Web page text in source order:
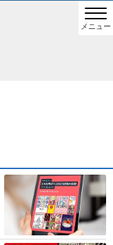
メニュー